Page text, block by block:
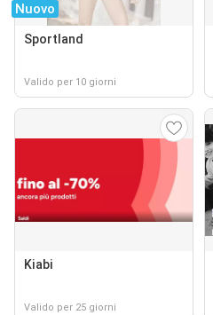
Nuovo
Sportland
Valido per 10 giorni
Kiabi
Valido per 25 giorni